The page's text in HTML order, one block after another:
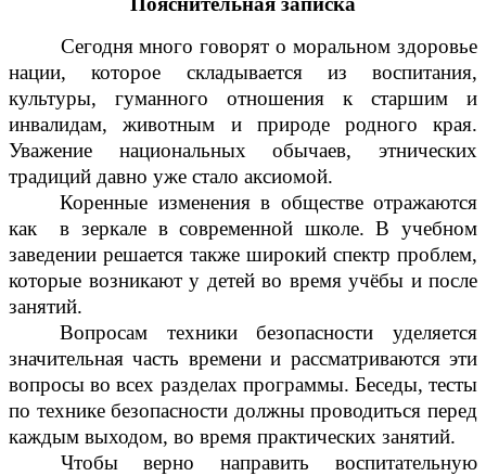
Сегодня много говорят о моральном здоровье
нации, которое складывается из воспитания,
культуры, гуманного отношения к старшим и
инвалидам, животным и природе родного края.
Уважение национальных обычаев, этнических
традиций давно уже стало аксиомой.
Коренные изменения в обществе отражаются
как в зеркале в современной школе. В учебном
заведении решается также широкий спектр проблем,
которые возникают у детей во время учёбы и после
занятий.
Вопросам техники безопасности уделяется
значительная часть времени и рассматриваются эти
вопросы во всех разделах программы. Беседы, тесты
по технике безопасности должны проводиться перед
каждым выходом, во время практических занятий.
Чтобы верно направить воспитательную